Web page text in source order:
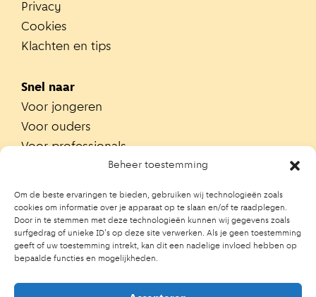
Beheer toestemming
Om de beste ervaringen te bieden, gebruiken wij technologieën zoals
cookies om informatie over je apparaat op te slaan en/of te raadplegen.
Door in te stemmen met deze technologieën kunnen wij gegevens zoals
surfgedrag of unieke ID's op deze site verwerken. Als je geen toestemming
geeft of uw toestemming intrekt, kan dit een nadelige invloed hebben op
bepaalde functies en mogelijkheden.
Privacy
Cookies
Klachten en tips
Snel naar
Voor jongeren
Voor ouders
Voor professionals
Zoek contactpersoon op school
Trainingen
Ouderportaal JGZ